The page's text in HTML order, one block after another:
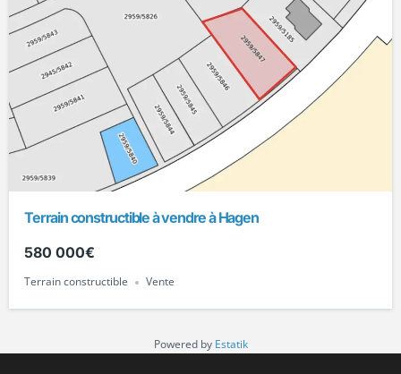
Terrain constructible à vendre à Hagen
580 000€
Terrain constructible Vente
Powered by Estatik